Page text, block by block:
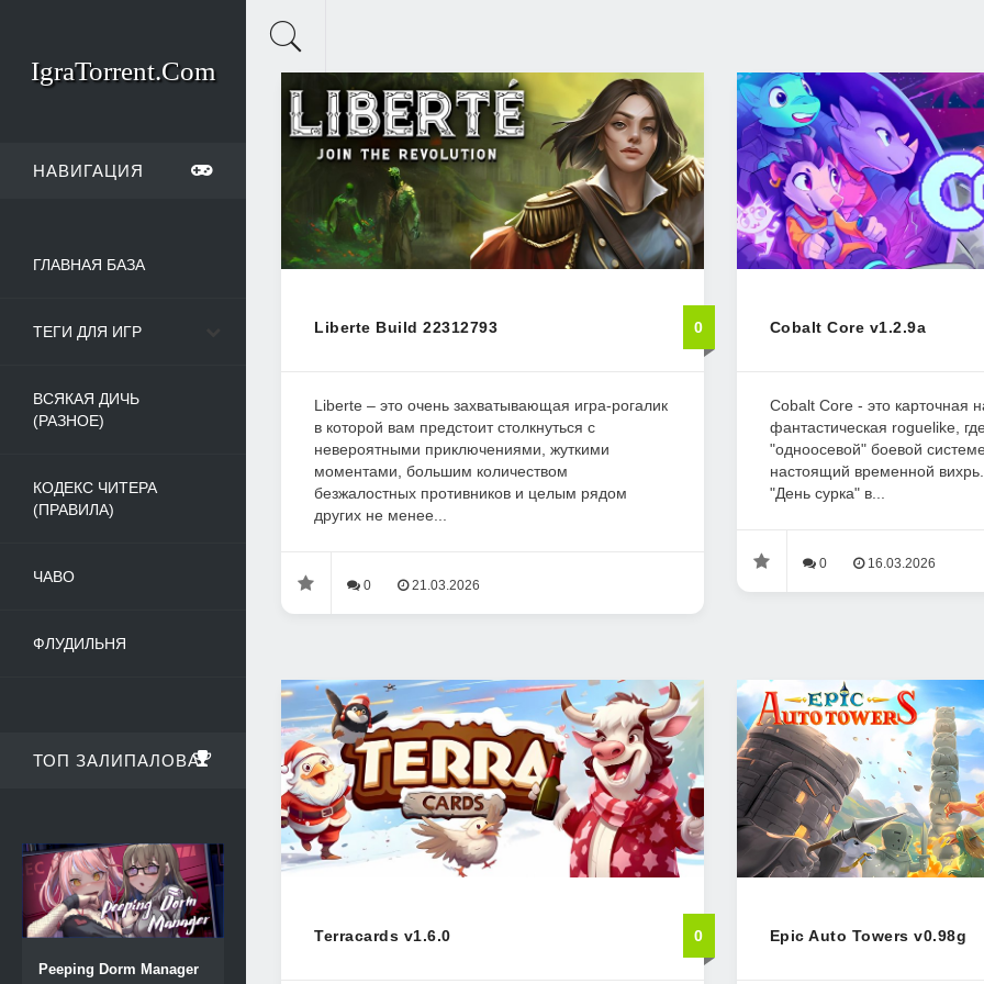
IgraTorrent.Com
НАВИГАЦИЯ
ГЛАВНАЯ БАЗА
ТЕГИ ДЛЯ ИГР
ВСЯКАЯ ДИЧЬ
(РАЗНОЕ)
КОДЕКС ЧИТЕРА
(ПРАВИЛА)
ЧАВО
ФЛУДИЛЬНЯ
ТОП ЗАЛИПАЛОВА
Peeping Dorm Manager
Liberte Build 22312793 0
Liberte – это очень захватывающая игра-рогалик
в которой вам предстоит столкнуться с
невероятными приключениями, жуткими
моментами, большим количеством
безжалостных противников и целым рядом
других не менее...
0 21.03.2026
Cobalt Core v1.2.9a
Cobalt Core - это карточная
фантастическая roguelike,
"одноосевой" боевой
настоящий временной
"День сурка" в...
0 16.03.2026
Terracards v1.6.0 0 Epic Auto Towers v0.98g